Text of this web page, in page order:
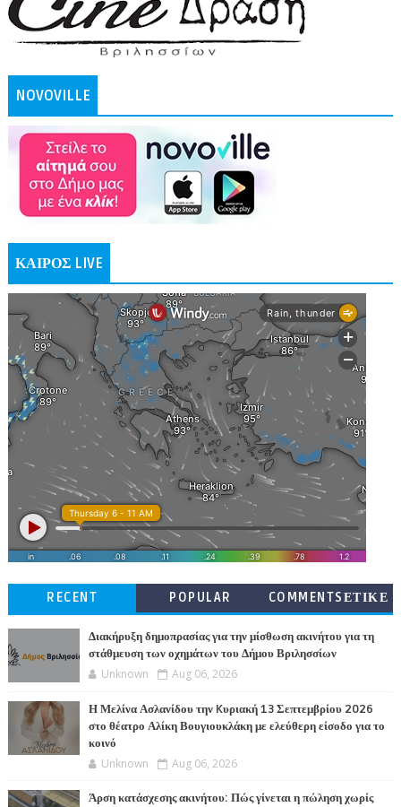
NOVOVILLE
ΚΑΙΡΟΣ LIVE
RECENT POPULAR
COMMENTSΕΤΙΚΕ
Διακήρυξη δημοπρασίας για την μίσθωση ακινήτου για τη
στάθμευση των οχημάτων του Δήμου Βριλησσίων
Unknown Aug 06, 2026
Η Μελίνα Ασλανίδου την Kυριακή 13 Σεπτεμβρίου 2026
στο θέατρο Αλίκη Βουγιουκλάκη με ελεύθερη είσοδο για το
κοινό
Unknown Aug 06, 2026
Άρση κατάσχεσης ακινήτου: Πώς γίνεται η πώληση χωρίς